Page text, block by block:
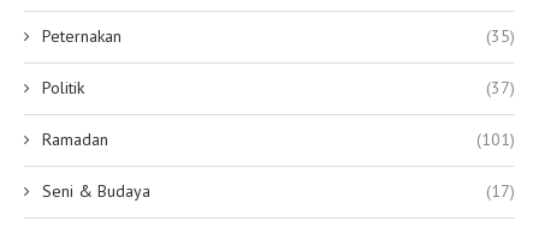
Peternakan (35)
Politik (37)
Ramadan (101)
Seni & Budaya (17)